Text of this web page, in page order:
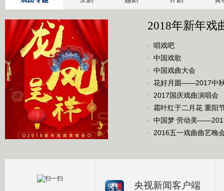
2018年新年戏
唱戏吧
中国戏歌
中国戏曲大会
花好月圆——2017中
2017国庆戏曲演唱会
霜叶红于二月花 重阳
中国梦 劳动美
2016五一戏曲曲艺晚
央视新闻客户端